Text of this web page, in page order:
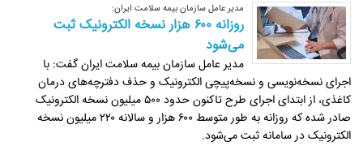
مدیر عامل سازمان بیمه سلامت ایران:
روزانه ۶۰۰ هزار نسخه الکترونیک ثبت
می‌شود
مدیر عامل سازمان بیمه سلامت ایران گفت: با
اجرای نسخه‌نویسی و نسخه‌پیچی الکترونیک و حذف دفترچه‌های درمان
کاغذی، از ابتدای اجرای طرح تاکنون حدود ۵۰۰ میلیون نسخه الکترونیک
صادر شده که روزانه به طور متوسط ۶۰۰ هزار و سالانه ۲۲۰ میلیون نسخه
الکترونیک در سامانه ثبت می‌شود.